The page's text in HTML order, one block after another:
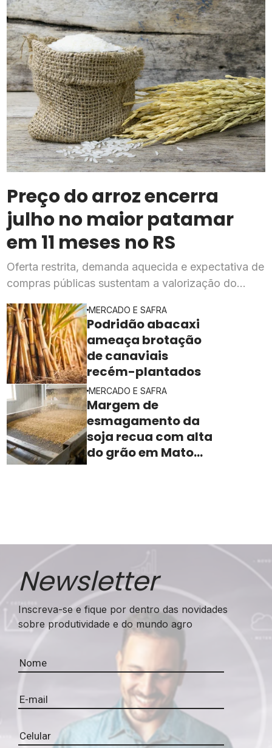
Preço do arroz encerra
julho no maior patamar
em 11 meses no RS
Oferta restrita, demanda aquecida e expectativa de
compras públicas sustentam a valorização do
MERCADO E SAFRA
Podridão abacaxi
ameaça brotação
de canaviais
recém-plantados
MERCADO E SAFRA
Margem de
esmagamento da
soja recua com alta
do grão em Mato
Newsletter
Inscreva-se e fique por dentro das novidades
sobre produtividade e do mundo agro